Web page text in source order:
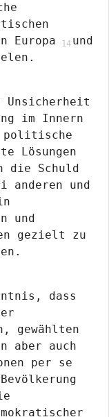
Europa
und
Unsicherheit
im Innern
politische
Lösungen
die Schuld
anderen und
und
gezielt zu
dass
gewählten
aber auch
per se